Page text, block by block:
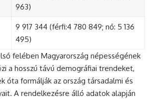
963)
9 917 344 (férfi:4 780 849; nő: 5 136
495)
felében Magyarország népességének
a hosszú távú demográfiai trendeket,
óta formálják az ország társadalmi és
A rendelkezésre álló adatok alapján